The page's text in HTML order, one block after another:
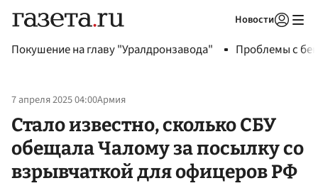
Новости
Покушение на главу "Уралдронзавода" Проблемы с
7 апреля 2025 04:00Армия
Стало известно, сколько СБУ
обещала Чалому за посылку со
взрывчаткой для офицеров РФ